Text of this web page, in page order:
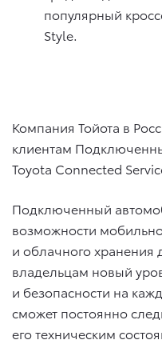
популярный
Style.
Компания Тойота в
клиентам
Toyota Connected
Подключенный
возможности
и облачного хранения
владельцам новый
и безопасности на
сможет постоянно
его техническим